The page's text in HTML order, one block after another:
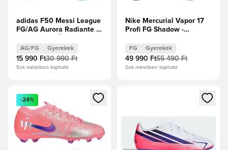
adidas F50 Messi League
FG/AG Aurora Radiante -
rózsaszín/Flash Aqua
Gyerek
AG/FG Gyerekek
15 990 Ft30 990 Ft
Sok méretben kapható
Nike Mercurial Vapor 17
Profi FG Shadow -
Gyerek
FG Gyerekek
49 990 Ft55 490 Ft
Sok méretben kapható
Megnyit egy modált a bejelentkezéshez vagy a tagként
-24%
Megnyit egy modált a